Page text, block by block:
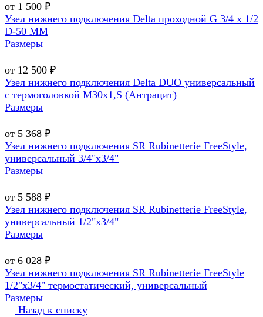
от 1 500 ₽
Узел нижнего подключения Delta проходной G 3/4 х 1/2
D-50 MM
Размеры
от 12 500 ₽
Узел нижнего подключения Delta DUO универсальный
с термоголовкой М30х1,Ѕ (Антрацит)
Размеры
от 5 368 ₽
Узел нижнего подключения SR Rubinetterie FreeStyle,
универсальный 3/4"х3/4"
Размеры
от 5 588 ₽
Узел нижнего подключения SR Rubinetterie FreeStyle,
универсальный 1/2"х3/4"
Размеры
от 6 028 ₽
Узел нижнего подключения SR Rubinetterie FreeStyle
1/2"х3/4" термостатический, универсальный
Размеры
Назад к списку